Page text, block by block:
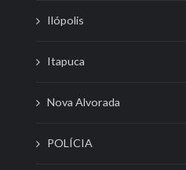
Ilópolis
Itapuca
Nova Alvorada
POLÍCIA